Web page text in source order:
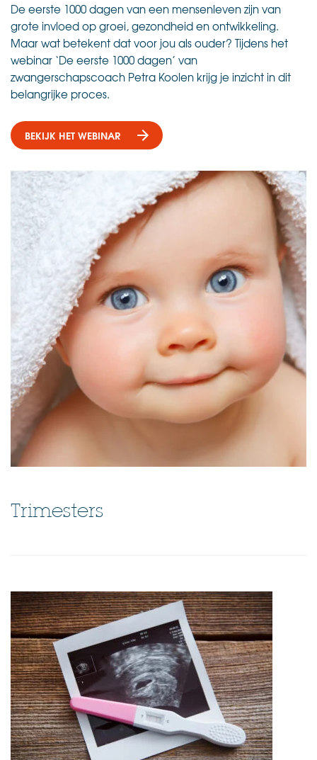
De eerste 1000 dagen van een mensenleven zijn van
grote invloed op groei, gezondheid en ontwikkeling.
Maar wat betekent dat voor jou als ouder? Tijdens het
webinar ‘De eerste 1000 dagen’ van
zwangerschapscoach Petra Koolen krijg je inzicht in dit
belangrijke proces.
BEKIJK HET WEBINAR
Trimesters